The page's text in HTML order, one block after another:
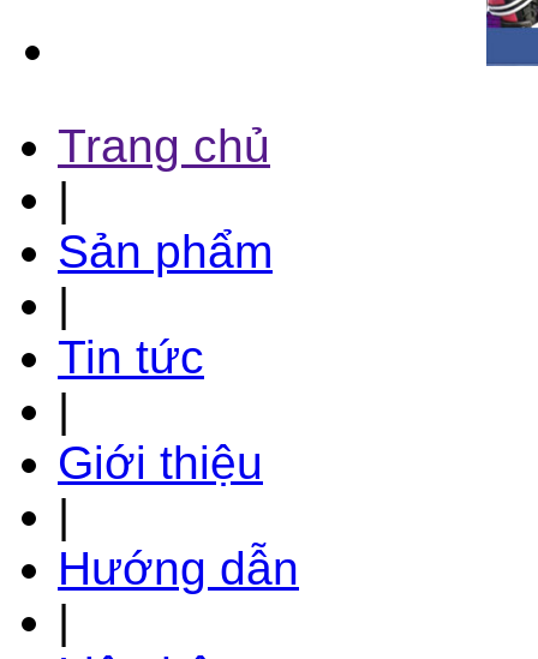
Trang chủ
|
Sản phẩm
|
Tin tức
|
Giới thiệu
|
Hướng dẫn
|